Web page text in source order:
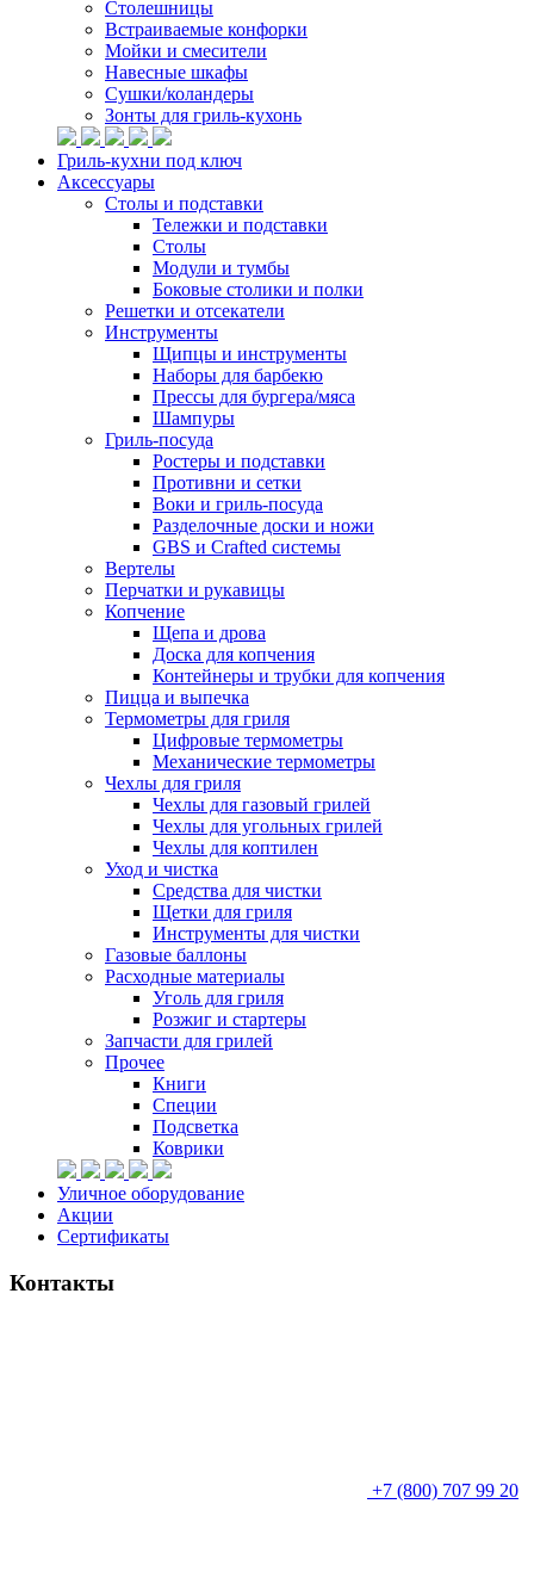
Столешницы
Встраиваемые конфорки
Мойки и смесители
Навесные шкафы
Сушки/коландеры
Зонты для гриль-кухонь
Гриль-кухни под ключ
Аксессуары
Столы и подставки
Тележки и подставки
Столы
Модули и тумбы
Боковые столики и полки
Решетки и отсекатели
Инструменты
Щипцы и инструменты
Наборы для барбекю
Прессы для бургера/мяса
Шампуры
Гриль-посуда
Ростеры и подставки
Противни и сетки
Воки и гриль-посуда
Разделочные доски и ножи
GBS и Crafted системы
Вертелы
Перчатки и рукавицы
Копчение
Щепа и дрова
Доска для копчения
Контейнеры и трубки для копчения
Пицца и выпечка
Термометры для гриля
Цифровые термометры
Механические термометры
Чехлы для гриля
Чехлы для газовый грилей
Чехлы для угольных грилей
Чехлы для коптилен
Уход и чистка
Средства для чистки
Щетки для гриля
Инструменты для чистки
Газовые баллоны
Расходные материалы
Уголь для гриля
Розжиг и стартеры
Запчасти для грилей
Прочее
Книги
Специи
Подсветка
Коврики
Уличное оборудование
Акции
Сертификаты
Контакты
+7 (800) 707 99 20